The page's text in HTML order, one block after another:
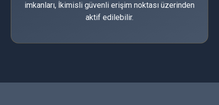
imkanları, İkimisli güvenli erişim noktası üzerinden
aktif edilebilir.